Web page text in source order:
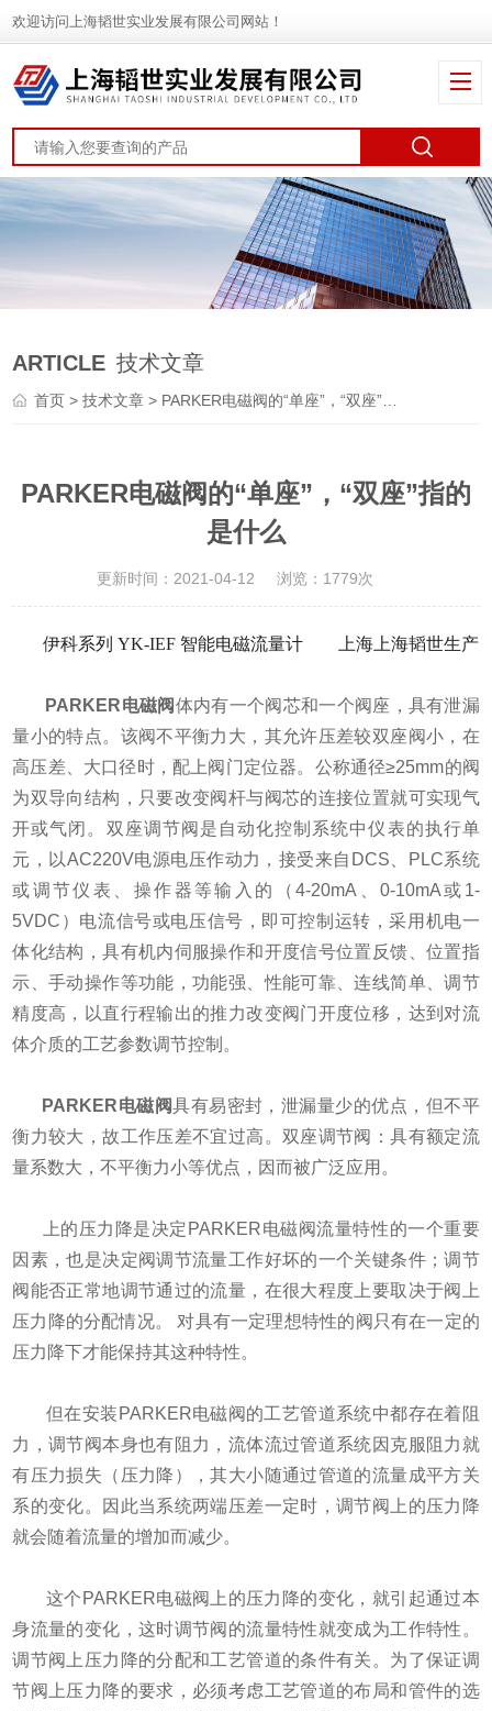
欢迎访问上海韬世实业发展有限公司网站！
ARTICLE 技术文章
首页 >技术文章 > PARKER电磁阀的“单座”，“双座”指的是什么
PARKER电磁阀的“单座”，“双座”指的
是什么
更新时间：2021-04-12 浏览：1779次
伊科系列 YK-IEF 智能电磁流量计 上海上海韬世生产
PARKER电磁阀体内有一个阀芯和一个阀座，具有泄漏
量小的特点。该阀不平衡力大，其允许压差较双座阀小，在
高压差、大口径时，配上阀门定位器。公称通径≥25mm的阀
为双导向结构，只要改变阀杆与阀芯的连接位置就可实现气
开或气闭。双座调节阀是自动化控制系统中仪表的执行单
元，以AC220V电源电压作动力，接受来自DCS、PLC系统
或调节仪表、操作器等输入的（4-20mA、0-10mA或1-
5VDC）电流信号或电压信号，即可控制运转，采用机电一
体化结构，具有机内伺服操作和开度信号位置反馈、位置指
示、手动操作等功能，功能强、性能可靠、连线简单、调节
精度高，以直行程输出的推力改变阀门开度位移，达到对流
体介质的工艺参数调节控制。
PARKER电磁阀具有易密封，泄漏量少的优点，但不平
衡力较大，故工作压差不宜过高。双座调节阀：具有额定流
量系数大，不平衡力小等优点，因而被广泛应用。
上的压力降是决定PARKER电磁阀流量特性的一个重要
因素，也是决定阀调节流量工作好坏的一个关键条件；调节
阀能否正常地调节通过的流量，在很大程度上要取决于阀上
压力降的分配情况。 对具有一定理想特性的阀只有在一定的
压力降下才能保持其这种特性。
但在安装PARKER电磁阀的工艺管道系统中都存在着阻
力，调节阀本身也有阻力，流体流过管道系统因克服阻力就
有压力损失（压力降），其大小随通过管道的流量成平方关
系的变化。因此当系统两端压差一定时，调节阀上的压力降
就会随着流量的增加而减少。
这个PARKER电磁阀上的压力降的变化，就引起通过本
身流量的变化，这时调节阀的流量特性就变成为工作特性。
调节阀上压力降的分配和工艺管道的条件有关。为了保证调
节阀上压力降的要求，必须考虑工艺管道的布局和管件的选